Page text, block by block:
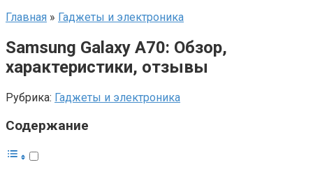
Главная » Гаджеты и электроника
Samsung Galaxy A70: Обзор,
характеристики, отзывы
Рубрика: Гаджеты и электроника
Содержание